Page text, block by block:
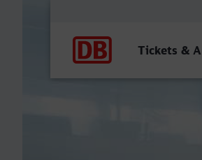
Tickets &
Frankfurt